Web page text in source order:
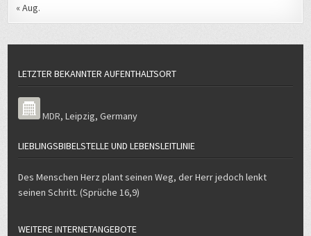
« Aug.
LETZTER BEKANNTER AUFENTHALTSORT
MDR,Leipzig,Germany
LIEBLINGSBIBELSTELLE UND LEBENSLEITLINIE
Des Menschen Herz plant seinen Weg, der Herr jedoch lenkt
seinen Schritt. (Sprüche 16,9)
WEITERE INTERNETANGEBOTE